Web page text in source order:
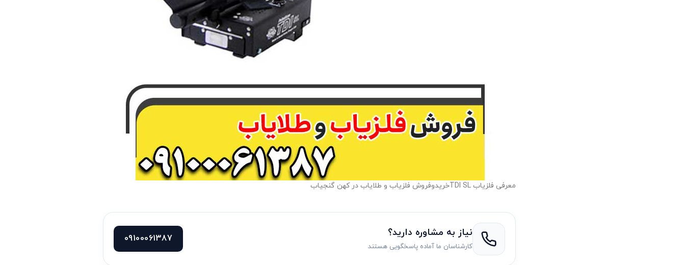
معرفی فلزیاب TDI SLخریدوفروش فلزیاب و طلایاب در کهن گنجیاب
نیاز به مشاوره دارید؟
کارشناسان ما آماده پاسخگویی هستند
09100061387